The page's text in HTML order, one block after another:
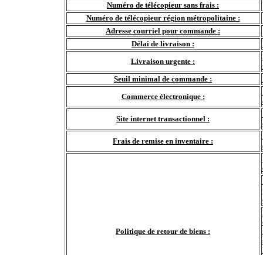
Numéro de télécopieur sans frais :
Numéro de télécopieur région métropolitaine :
Adresse courriel pour commande :
Délai de livraison :
Livraison urgente :
Seuil minimal de commande :
Commerce électronique :
Site internet transactionnel :
Frais de remise en inventaire :
Politique de retour de biens :